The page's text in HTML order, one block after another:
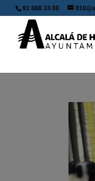
91 888 33 00